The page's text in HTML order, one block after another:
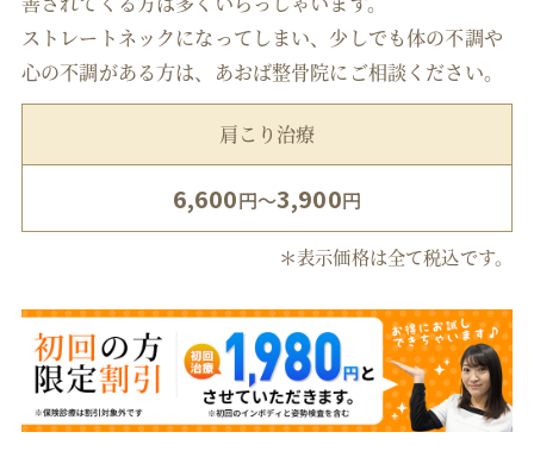
ストレートネックになってしまい、少しでも体の不調や
心の不調がある方は、あおば整骨院にご相談ください。
肩こり治療
6,600円～3,900円
＊表示価格は全て税込です。